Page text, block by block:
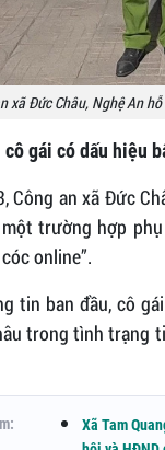
xã Đức Châu, Nghệ An
cô gái có dấu hiệu
Công an xã Đức
trường hợp
online”.
tin ban đầu, cô
trong tình trạng
Xã Tam